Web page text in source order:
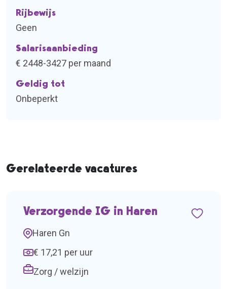
Rijbewijs
Geen
Salarisaanbieding
€ 2448-3427 per maand
Geldig tot
Onbeperkt
Gerelateerde vacatures
Verzorgende IG in Haren
Haren Gn
€ 17,21 per uur
Zorg / welzijn